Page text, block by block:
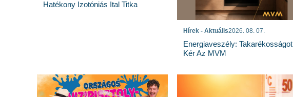
Hatékony Izotóniás Ital Titka
Hírek - Aktuális2026. 08. 07.
Energiaveszély: Takarékosságot
Kér Az MVM